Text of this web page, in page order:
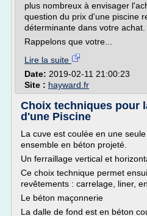
plus nombreux à envisager
question du prix d'une piscine
déterminante dans votre achat.
Rappelons que votre...
Lire la suite
Date: 2019-02-11 21:00:23
Site : hayward.fr
Choix techniques pour
d'une Piscine
La cuve est coulée en une
ensemble en béton projeté.
Un ferraillage vertical et
Ce choix technique permet
revêtements : carrelage, liner,
Le béton maçonnerie
La dalle de fond est en béton